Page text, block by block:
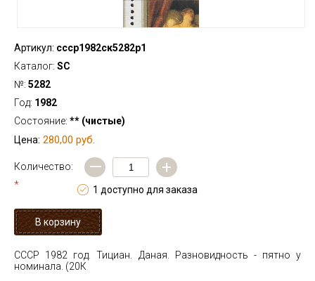
Артикул: ссср1982ск5282р1
Каталог: SC
№: 5282
Год: 1982
Состояние: ** (чистые)
Цена: 280,00 руб.
Количество:
*
— +
1 доступно для заказа
СССР 1982 год. Тициан. Даная. Разновидность - пятно у
номинала. (20К